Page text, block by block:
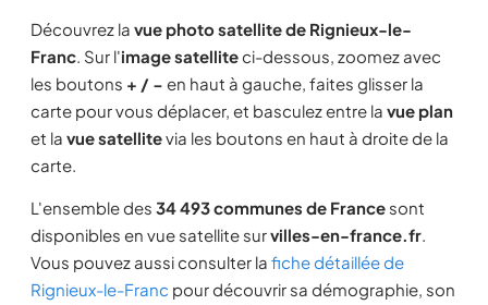
Découvrez la vue photo satellite de Rignieux-le-
Franc. Sur l'image satelliteci-dessous, zoomez avec
les boutons + / − en haut à gauche, faites glisser la
carte pour vous déplacer, et basculez entre la vue plan
et la vue satellitevia les boutons en haut à droite de la
carte.
L'ensemble des 34 493 communes de France sont
disponibles en vue satellite survilles-en-france.fr.
Vous pouvez aussi consulter la fiche détaillée de
Rignieux-le-Franc pour découvrir sa démographie, son